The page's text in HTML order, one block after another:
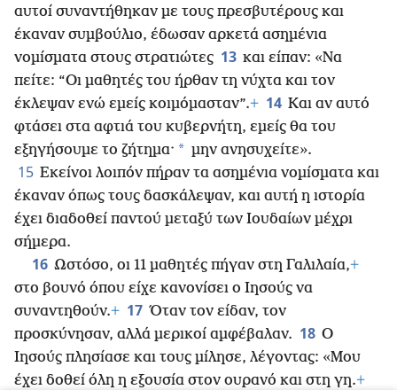
αυτοί συναντήθηκαν με τους πρεσβυτέρους και
έκαναν συμβούλιο, έδωσαν αρκετά ασημένια
νομίσματα στους στρατιώτες 13 και είπαν: «Να
πείτε: “Οι μαθητές του ήρθαν τη νύχτα και τον
έκλεψαν ενώ εμείς κοιμόμασταν”.+ 14 Και αν αυτό
φτάσει στα αφτιά του κυβερνήτη, εμείς θα του
εξηγήσουμε το ζήτημα· * μην ανησυχείτε».
15 Εκείνοι λοιπόν πήραν τα ασημένια νομίσματα και
έκαναν όπως τους δασκάλεψαν, και αυτή η ιστορία
έχει διαδοθεί παντού μεταξύ των Ιουδαίων μέχρι
σήμερα.
16 Ωστόσο, οι 11 μαθητές πήγαν στη Γαλιλαία,+
στο βουνό όπου είχε κανονίσει ο Ιησούς να
συναντηθούν.+ 17 Όταν τον είδαν, τον
προσκύνησαν, αλλά μερικοί αμφέβαλαν. 18 Ο
Ιησούς πλησίασε και τους μίλησε, λέγοντας: «Μου
έχει δοθεί όλη η εξουσία στον ουρανό και στη γη.+